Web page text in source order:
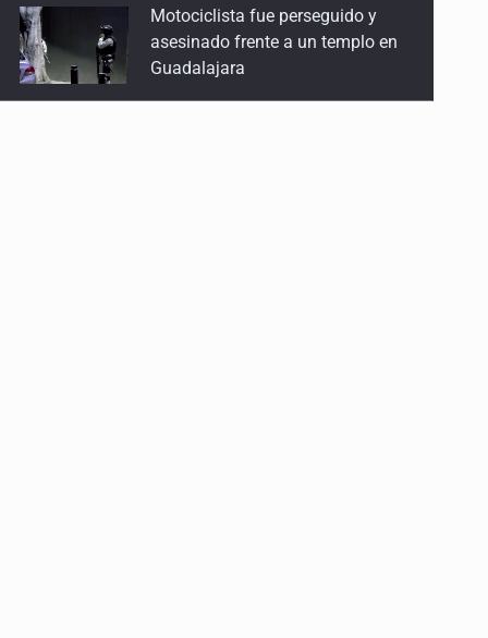
La muerte en femenino
21 de Marzo de 2026
Descartan riesgo tras reportes de
olor a gas en tres colonias de
Tlaquepaque